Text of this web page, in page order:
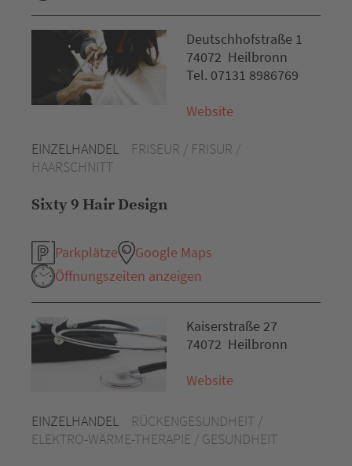
EINZELHANDEL
FRISEUR / FRISUR /
HAARSCHNITT
Sixty 9 Hair Design
Parkplätze
Google Maps
Öffnungszeiten anzeigen
Deutschhofstraße 1
74072 Heilbronn
Tel. 07131 8986769
Website
EINZELHANDEL
RÜCKENGESUNDHEIT /
ELEKTRO-WÄRME-THERAPIE / GESUNDHEIT
Kaiserstraße 27
74072 Heilbronn
Website